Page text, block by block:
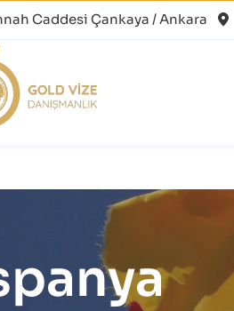
Caddesi Çankaya / Ankara